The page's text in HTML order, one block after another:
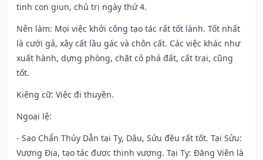
tinh con giun, chủ trị ngày thứ 4.
Nên làm: Mọi việc khởi công tạo tác rất tốt lành. Tốt nhất
là cưới gả, xây cất lầu gác và chôn cất. Các việc khác như
xuất hành, dựng phòng, chặt cỏ phá đất, cất trại, cũng
tốt.
Kiêng cữ: Việc đi thuyền.
Ngoại lệ:
- Sao Chẩn Thủy Dẫn tại Tỵ, Dậu, Sửu đều rất tốt. Tại Sửu:
Vượng Địa, tạo tác được thịnh vượng. Tại Tỵ: Đăng Viên là